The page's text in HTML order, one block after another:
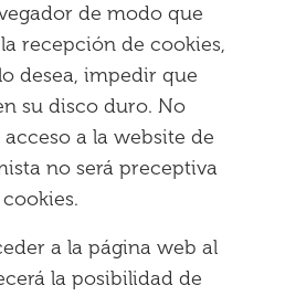
de modo que
recepción de cookies,
desea, impedir que
su disco duro. No
a la website de
no será preceptiva
a la página web al
la posibilidad de